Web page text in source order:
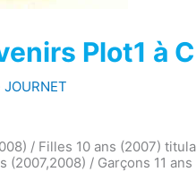
Plot1 à
/ Filles 10 ans (2007)
(2007,2008) / Garçons 11